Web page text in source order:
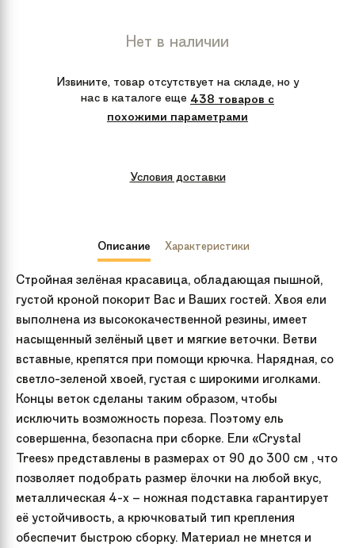
Нет в наличии
Извините, товар отсутствует на складе, но у
нас в каталоге еще 438 товаров с
похожими параметрами
Условия доставки
Описание Характеристики
Стройная зелёная красавица, обладающая пышной,
густой кроной покорит Вас и Ваших гостей. Хвоя ели
выполнена из высококачественной резины, имеет
насыщенный зелёный цвет и мягкие веточки. Ветви
вставные, крепятся при помощи крючка. Нарядная, со
светло-зеленой хвоей, густая с широкими иголками.
Концы веток сделаны таким образом, чтобы
исключить возможность пореза. Поэтому ель
совершенна, безопасна при сборке. Ели «Crystal
Trees» представлены в размерах от 90 до 300 см , что
позволяет подобрать размер ёлочки на любой вкус,
металлическая 4-х – ножная подставка гарантирует
её устойчивость, а крючковатый тип крепления
обеспечит быстрою сборку. Материал не мнется и